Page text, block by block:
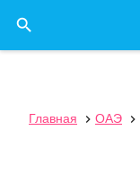

Главная  ОАЭ 